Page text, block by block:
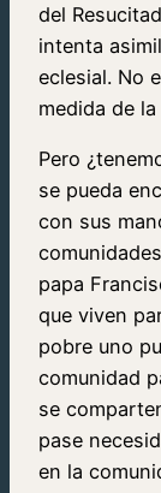
del
intenta
eclesial. No
medida de
Pero
se pueda
con sus
papa
que viven
pobre uno
comunidad
se
pase
en la